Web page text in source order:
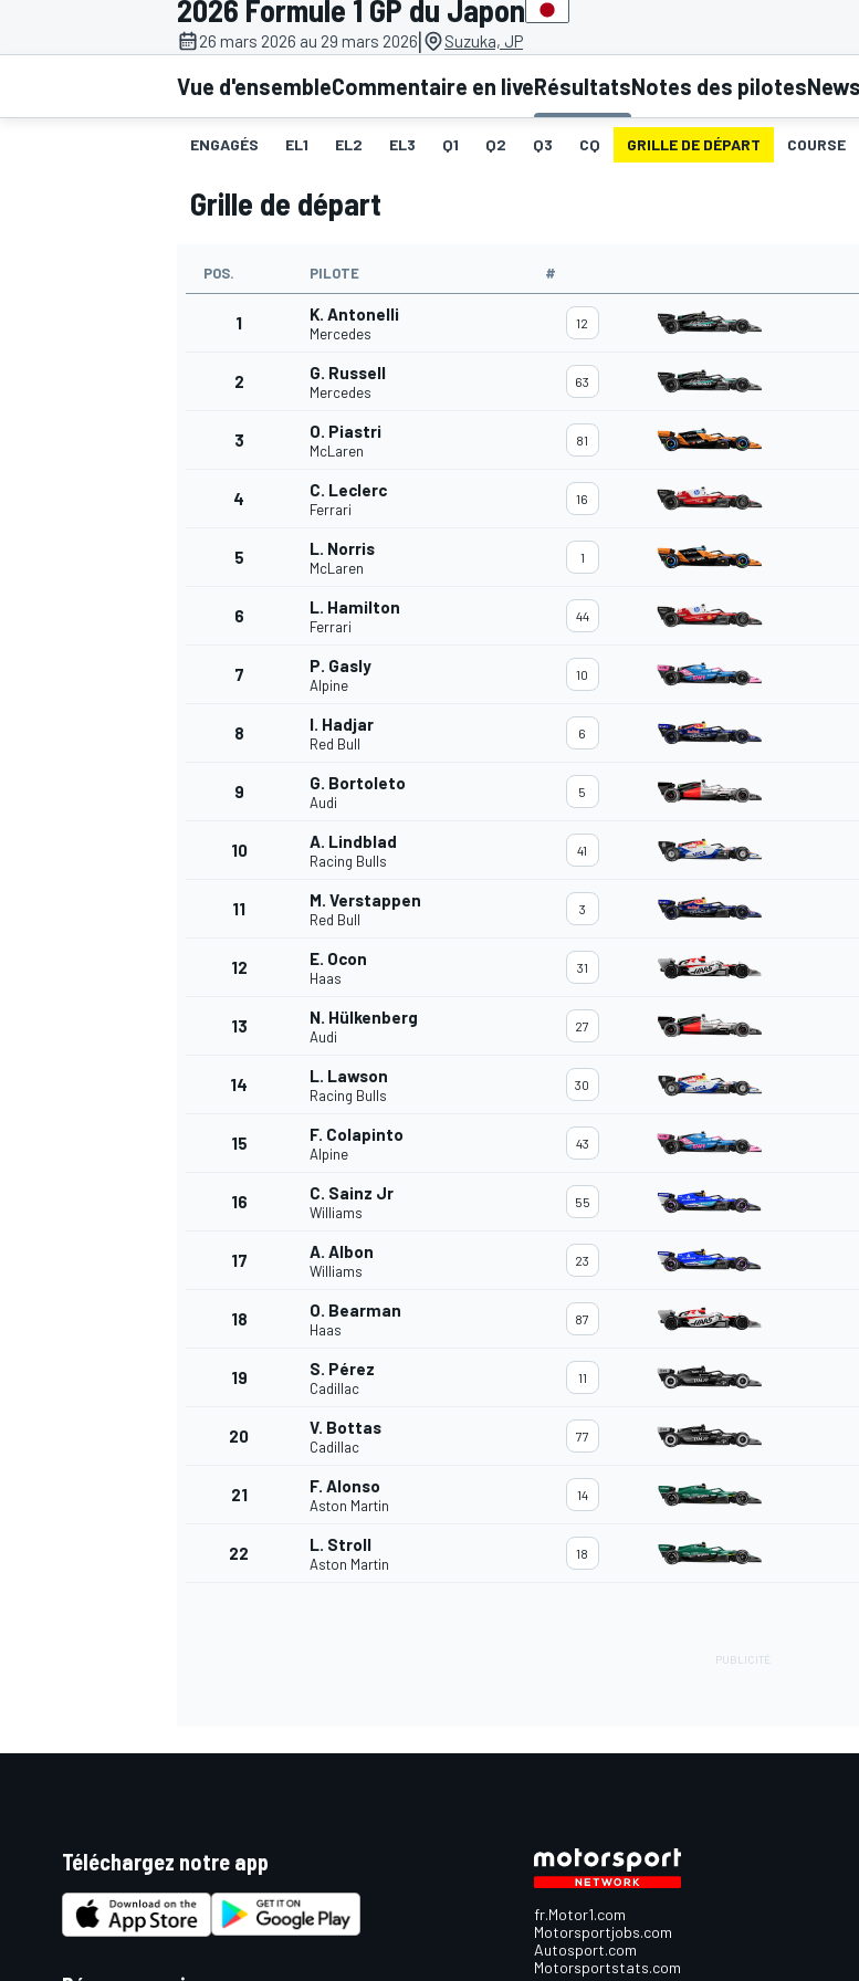
2026 Formule 1 GP du Japon
26 mars 2026 au 29 mars 2026| Suzuka, JP
Vue d'ensembleCommentaire en liveRésultatsNotes des pilotesNews
ENGAGÉS EL1 EL2 EL3 Q1 Q2 Q3 CQ GRILLE DE DÉPART COURSE
Grille de départ
POS. PILOTE #
1 K. Antonelli
Mercedes
12
2 G. Russell
Mercedes
63
3 O. Piastri
McLaren
81
4 C. Leclerc
Ferrari
16
5 L. Norris
McLaren
1
6 L. Hamilton
Ferrari
44
7 P. Gasly
Alpine
10
8 I. Hadjar
Red Bull
6
9 G. Bortoleto
Audi
5
10 A. Lindblad
Racing Bulls
41
11 M. Verstappen
Red Bull
3
12 E. Ocon
Haas
31
13 N. Hülkenberg
Audi
27
14 L. Lawson
Racing Bulls
30
15 F. Colapinto
Alpine
43
16 C. Sainz Jr
Williams
55
17 A. Albon
Williams
23
18 O. Bearman
Haas
87
19 S. Pérez
Cadillac
11
20 V. Bottas
Cadillac
77
21 F. Alonso
Aston Martin
14
22 L. Stroll
Aston Martin
18
Téléchargez notre app
fr.Motor1.com
Motorsportjobs.com
Autosport.com
Motorsportstats.com